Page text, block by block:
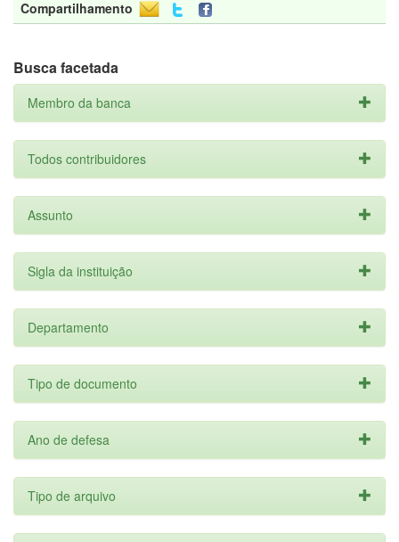
Compartilhamento
Busca facetada
Membro da banca
Todos contribuidores
Assunto
Sigla da instituição
Departamento
Tipo de documento
Ano de defesa
Tipo de arquivo